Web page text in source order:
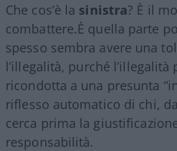
Che cos’è la sinistra? È il
combattere.È quella parte
spesso sembra avere una
l’illegalità, purché l’illegalità
ricondotta a una presunta
riflesso automatico di chi,
cerca prima la
responsabilità.